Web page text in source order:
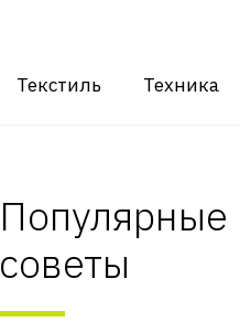
Текстиль Техника
Популярные
советы